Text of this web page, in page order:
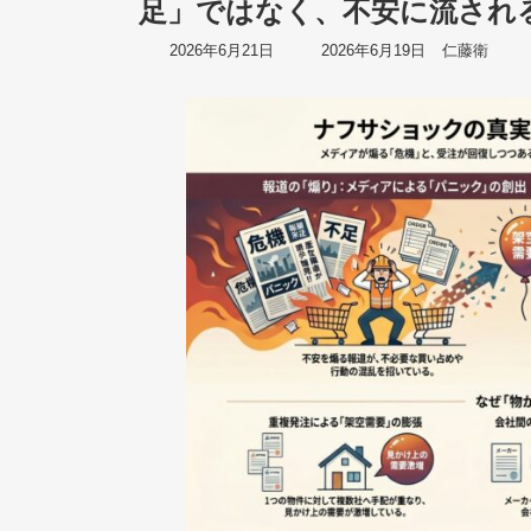
足」ではなく、不安に流され
2026年6月21日
最
日
時
:
2026年6月19日 仁藤衛